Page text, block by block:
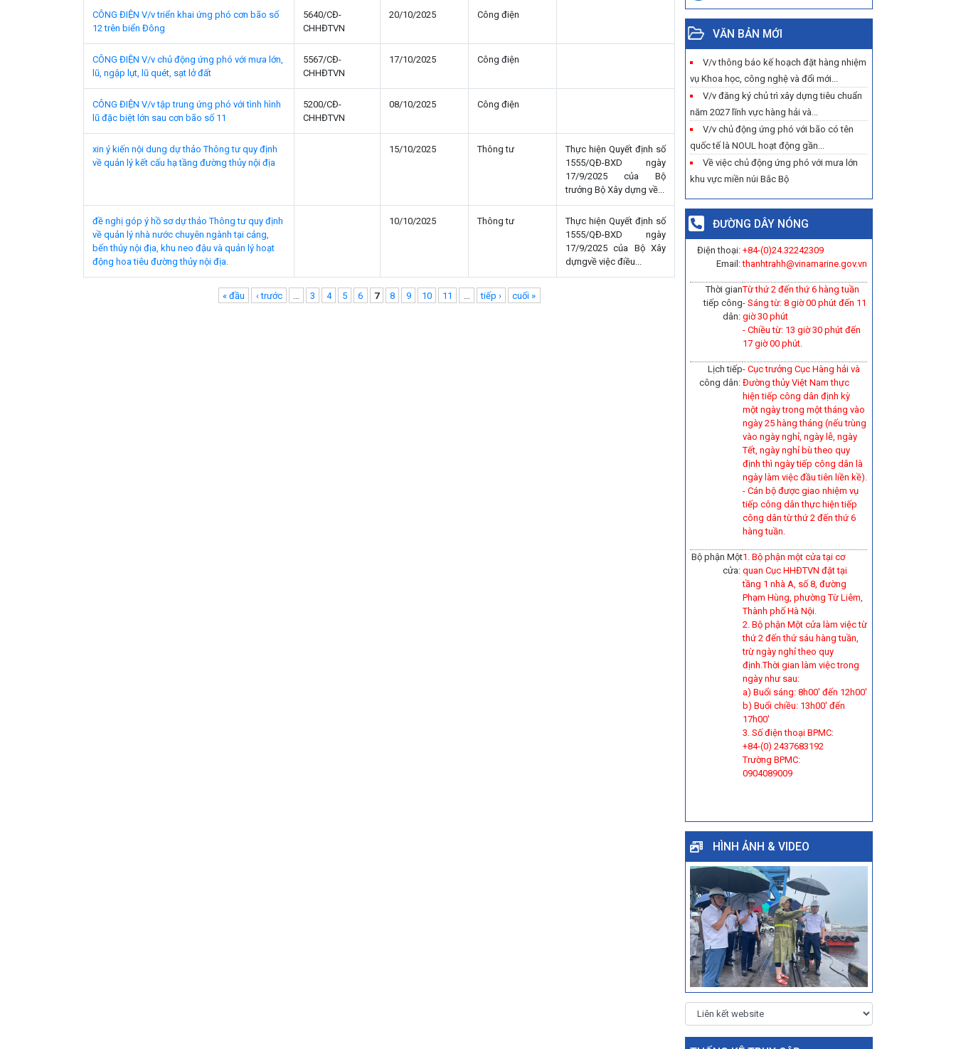
CÔNG ĐIỆN V/v triển khai ứng phó cơn bão số
12 trên biển Đông
5640/CĐ-
CHHĐTVN
20/10/2025 Công điện
CÔNG ĐIỆN V/v chủ động ứng phó với mưa lớn,
lũ, ngập lụt, lũ quét, sạt lở đất
5567/CĐ-
CHHĐTVN
17/10/2025 Công điện
CÔNG ĐIỆN V/v tập trung ứng phó với tình hình
lũ đặc biệt lớn sau cơn bão số 11
5200/CĐ-
CHHĐTVN
08/10/2025 Công điện
xin ý kiến nội dung dự thảo Thông tư quy định
về quản lý kết cấu hạ tầng đường thủy nội địa
15/10/2025 Thông tư
Thực hiện Quyết định số
1555/QĐ-BXD ngày
17/9/2025 của Bộ
trưởng Bộ Xây dựng về...
đề nghị góp ý hồ sơ dự thảo Thông tư quy định
về quản lý nhà nước chuyên ngành tại cảng,
bến thủy nội địa, khu neo đậu và quản lý hoạt
động hoa tiêu đường thủy nội địa.
10/10/2025 Thông tư
Thực hiện Quyết định số
1555/QĐ-BXD ngày
17/9/2025 của Bộ Xây
dựngvề việc điều...
« đầu ‹ trước 3 4 5 6 7 8 9 10 11 tiếp › cuối »
VĂN BẢN MỚI
V/v thông báo kế hoạch đặt hàng nhiệm
vụ Khoa học, công nghệ và đổi mới...
V/v đăng ký chủ trì xây dựng tiêu chuẩn
năm 2027 lĩnh vực hàng hải và...
V/v chủ động ứng phó với bão có tên
quốc tế là NOUL hoạt động gần...
Về việc chủ động ứng phó với mưa lớn
khu vực miền núi Bắc Bộ
ĐƯỜNG DÂY NÓNG
Điện thoại:
Email:
+84-(0)24.32242309
thanhtrahh@vinamarine.gov.vn
Thời gian
tiếp công
dân:
Từ thứ 2 đến thứ 6 hàng tuần
- Sáng từ: 8 giờ 00 phút đến 11
giờ 30 phút
- Chiều từ: 13 giờ 30 phút đến
17 giờ 00 phút.
Lịch tiếp
công dân:
- Cục trưởng Cục Hàng hải và
Đường thủy Việt Nam thực
hiện tiếp công dân định kỳ
một ngày trong một tháng vào
ngày 25 hàng tháng (nếu trùng
vào ngày nghỉ, ngày lễ, ngày
Tết, ngày nghỉ bù theo quy
định thì ngày tiếp công dân là
ngày làm việc đầu tiên liền kề).
- Cán bộ được giao nhiệm vụ
tiếp công dân thực hiện tiếp
công dân từ thứ 2 đến thứ 6
hàng tuần.
Bộ phận Một
cửa:
1. Bộ phận một cửa tại cơ
quan Cục HHĐTVN đặt tại
tầng 1 nhà A, số 8, đường
Phạm Hùng, phường Từ Liêm,
Thành phố Hà Nội.
2. Bộ phận Một cửa làm việc từ
thứ 2 đến thứ sáu hàng tuần,
trừ ngày nghỉ theo quy
định.Thời gian làm việc trong
ngày như sau:
a) Buổi sáng: 8h00' đến 12h00'
b) Buổi chiều: 13h00' đến
17h00'
3. Số điện thoại BPMC:
+84-(0) 2437683192
Trường BPMC:
0904089009
HÌNH ẢNH & VIDEO